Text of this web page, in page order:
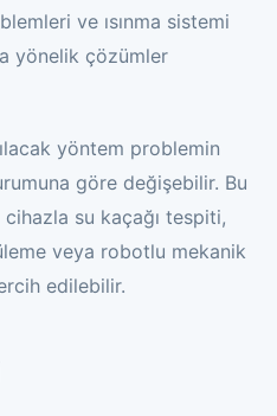
ve ısınma sistemi
yönelik çözümler
yöntem problemin
göre değişebilir. Bu
su kaçağı tespiti,
veya robotlu mekanik
edilebilir.